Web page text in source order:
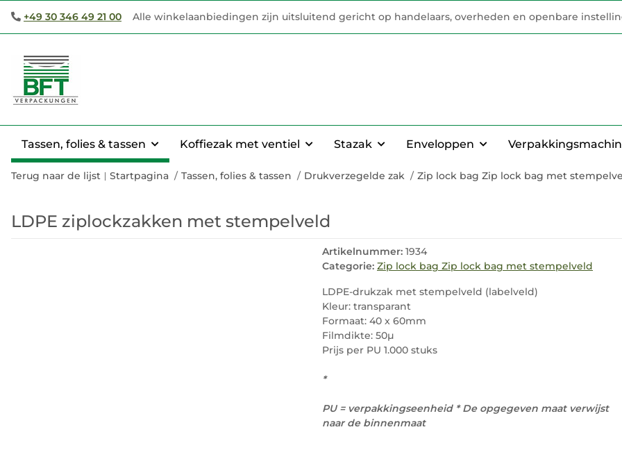
+49 30 346 49 21 00 Alle winkelaanbiedingen zijn uitsluitend gericht op handelaars, overheden en openbare
Tassen, folies & tassen Koffiezak met ventiel Stazak Enveloppen
Terug naar de lijst Startpagina Tassen, folies & tassen Drukverzegelde zak Zip lock bag Zip lock bag met
LDPE ziplockzakken met stempelveld
Artikelnummer: 1934
Categorie: Zip lock bag Zip lock bag met stempelveld
LDPE-drukzak met stempelveld (labelveld)
Kleur: transparant
Formaat: 40 x 60mm
Filmdikte: 50µ
Prijs per PU 1.000 stuks
*
PU = verpakkingseenheid * De opgegeven maat verwijst
naar de binnenmaat